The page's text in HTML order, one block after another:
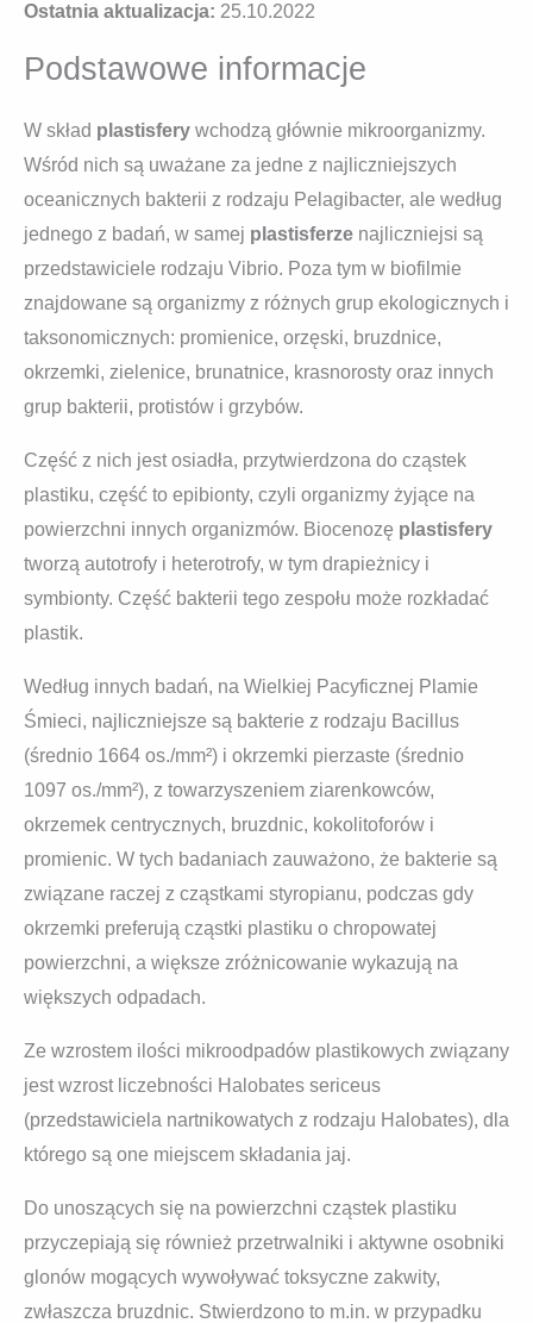
Ostatnia aktualizacja: 25.10.2022
Podstawowe informacje
W skład plastisfery wchodzą głównie mikroorganizmy.
Wśród nich są uważane za jedne z najliczniejszych
oceanicznych bakterii z rodzaju Pelagibacter, ale według
jednego z badań, w samej plastisferze najliczniejsi są
przedstawiciele rodzaju Vibrio. Poza tym w biofilmie
znajdowane są organizmy z różnych grup ekologicznych i
taksonomicznych: promienice, orzęski, bruzdnice,
okrzemki, zielenice, brunatnice, krasnorosty oraz innych
grup bakterii, protistów i grzybów.
Część z nich jest osiadła, przytwierdzona do cząstek
plastiku, część to epibionty, czyli organizmy żyjące na
powierzchni innych organizmów. Biocenozę plastisfery
tworzą autotrofy i heterotrofy, w tym drapieżnicy i
symbionty. Część bakterii tego zespołu może rozkładać
plastik.
Według innych badań, na Wielkiej Pacyficznej Plamie
Śmieci, najliczniejsze są bakterie z rodzaju Bacillus
(średnio 1664 os./mm²) i okrzemki pierzaste (średnio
1097 os./mm²), z towarzyszeniem ziarenkowców,
okrzemek centrycznych, bruzdnic, kokolitoforów i
promienic. W tych badaniach zauważono, że bakterie są
związane raczej z cząstkami styropianu, podczas gdy
okrzemki preferują cząstki plastiku o chropowatej
powierzchni, a większe zróżnicowanie wykazują na
większych odpadach.
Ze wzrostem ilości mikroodpadów plastikowych związany
jest wzrost liczebności Halobates sericeus
(przedstawiciela nartnikowatych z rodzaju Halobates), dla
którego są one miejscem składania jaj.
Do unoszących się na powierzchni cząstek plastiku
przyczepiają się również przetrwalniki i aktywne osobniki
glonów mogących wywoływać toksyczne zakwity,
zwłaszcza bruzdnic. Stwierdzono to m.in. w przypadku